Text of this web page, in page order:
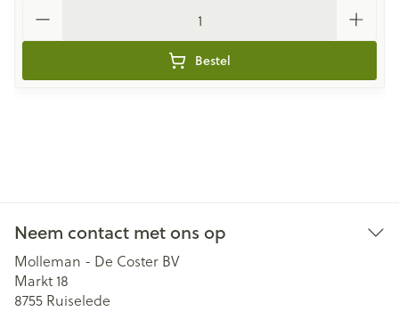
Bestel
Neem contact met ons op
Molleman - De Coster BV
Markt 18
8755 Ruiselede